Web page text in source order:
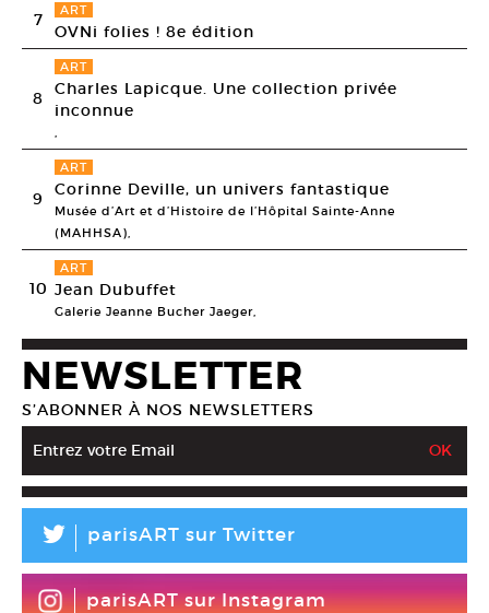
7 ART
OVNi folies ! 8e édition
8
ART
Charles Lapicque. Une collection privée
inconnue
9
ART
Corinne Deville, un univers fantastique
Musée d’Art et d’Histoire de l’Hôpital Sainte-Anne
(MAHHSA),
10
ART
Jean Dubuffet
Galerie Jeanne Bucher Jaeger,
NEWSLETTER
S’ABONNER À NOS NEWSLETTERS
L parisART sur Twitter
parisART sur Instagram